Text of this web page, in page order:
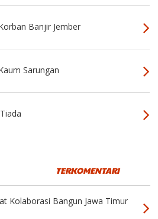
Banjir Jember
Sarungan
TERKOMENTARI
Kolaborasi Bangun Jawa Timur